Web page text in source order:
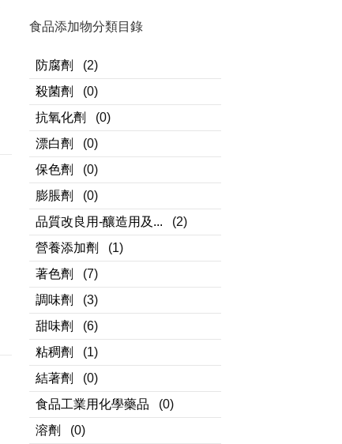
食品添加物分類目錄
防腐劑
(2)
殺菌劑
(0)
抗氧化劑
(0)
漂白劑
(0)
保色劑
(0)
膨脹劑
(0)
品質改良用-釀造用及...
(2)
營養添加劑
(1)
著色劑
(7)
調味劑
(3)
甜味劑
(6)
粘稠劑
(1)
結著劑
(0)
食品工業用化學藥品
(0)
溶劑
(0)